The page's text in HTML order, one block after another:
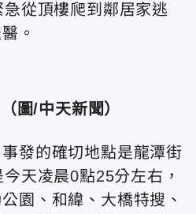
從頂樓爬到鄰居家逃
。
圖/中天新聞）
發的確切地點是龍潭街
天凌晨0點25分左右，
園、和緯、大橋特搜、